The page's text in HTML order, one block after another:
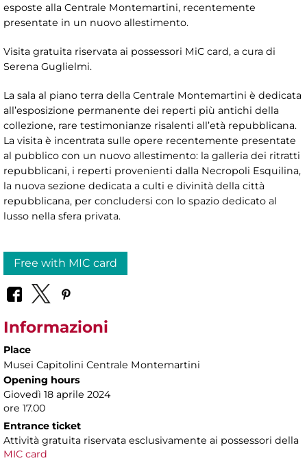
esposte alla Centrale Montemartini, recentemente
presentate in un nuovo allestimento.
Visita gratuita riservata ai possessori MiC card, a cura di
Serena Guglielmi.
La sala al piano terra della Centrale Montemartini è dedicata
all’esposizione permanente dei reperti più antichi della
collezione, rare testimonianze risalenti all’età repubblicana.
La visita è incentrata sulle opere recentemente presentate
al pubblico con un nuovo allestimento: la galleria dei ritratti
repubblicani, i reperti provenienti dalla Necropoli Esquilina,
la nuova sezione dedicata a culti e divinità della città
repubblicana, per concludersi con lo spazio dedicato al
lusso nella sfera privata.
Free with MIC card
Informazioni
Place
Musei Capitolini Centrale Montemartini
Opening hours
Giovedì 18 aprile 2024
ore 17.00
Entrance ticket
Attività gratuita riservata esclusivamente ai possessori della
MIC card